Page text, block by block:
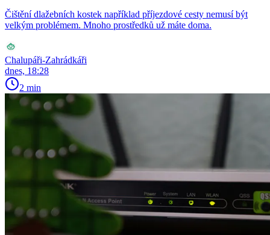
Čištění dlažebních kostek například příjezdové cesty nemusí být
velkým problémem. Mnoho prostředků už máte doma.
Chalupáři-Zahrádkáři
dnes, 18:28
2 min